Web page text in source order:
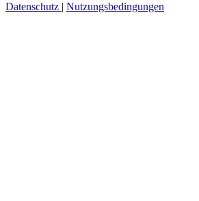
Datenschutz | Nutzungsbedingungen